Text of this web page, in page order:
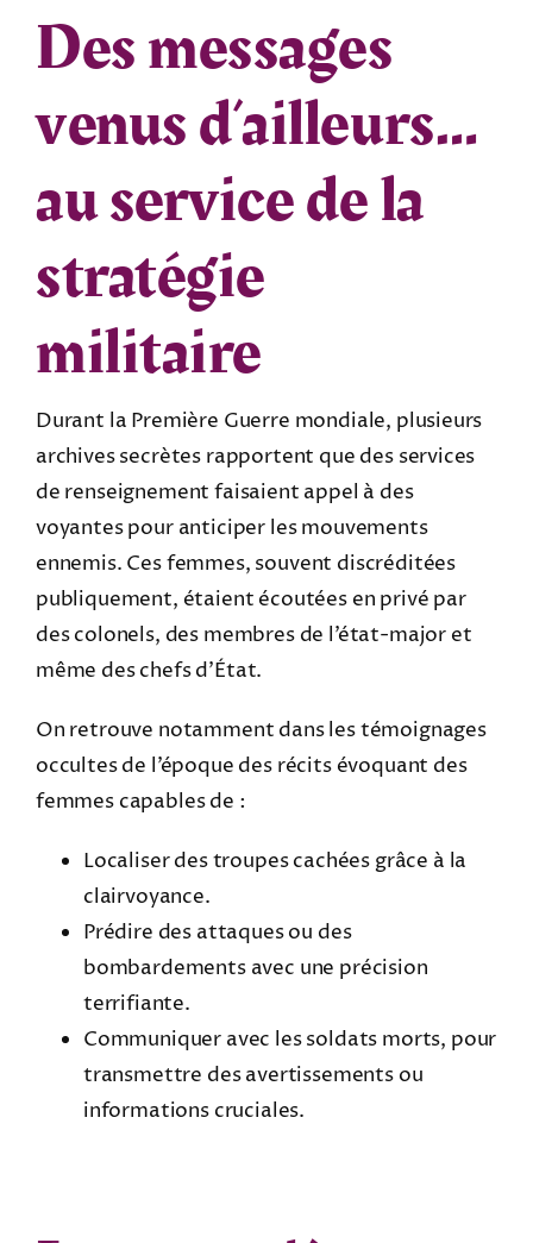
Des messages
venus d’ailleurs…
au service de la
stratégie
militaire
Durant la Première Guerre mondiale, plusieurs
archives secrètes rapportent que des services
de renseignement faisaient appel à des
voyantes pour anticiper les mouvements
ennemis. Ces femmes, souvent discréditées
publiquement, étaient écoutées en privé par
des colonels, des membres de l’état-major et
même des chefs d’État.
On retrouve notamment dans les témoignages
occultes de l’époque des récits évoquant des
femmes capables de :
Localiser des troupes cachées grâce à la
clairvoyance.
Prédire des attaques ou des
bombardements avec une précision
terrifiante.
Communiquer avec les soldats morts, pour
transmettre des avertissements ou
informations cruciales.